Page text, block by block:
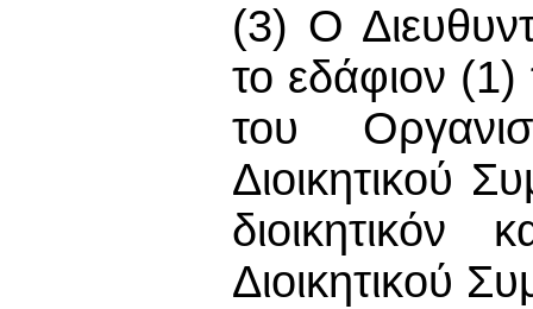
(3) Ο
το εδάφιον
του
Διοικητικού
διοικητικόν
Διοικητικού